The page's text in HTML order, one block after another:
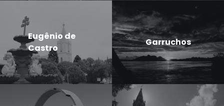
Eugênio de
Castro
Garruchos